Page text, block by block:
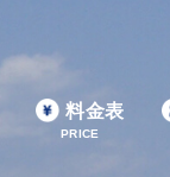
料金表
PRICE